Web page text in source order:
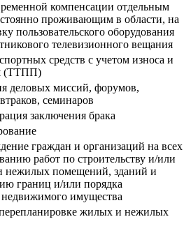
компенсации отдельным
проживающим в области, на
пользовательского оборудования
телевизионного вещания
средств с учетом износа и
(ТТПП)
деловых миссий, форумов,
семинаров
заключения брака
граждан и организаций на всех
работ по строительству и/или
нежилых помещений, зданий и
границ и/или порядка
недвижимого имущества
жилых и нежилых